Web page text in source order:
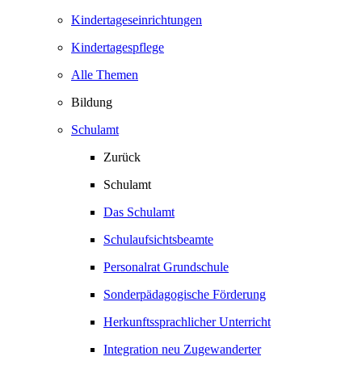
Kindertageseinrichtungen
Kindertagespflege
Alle Themen
Bildung
Schulamt
Zurück
Schulamt
Das Schulamt
Schulaufsichtsbeamte
Personalrat Grundschule
Sonderpädagogische Förderung
Herkunftssprachlicher Unterricht
Integration neu Zugewanderter